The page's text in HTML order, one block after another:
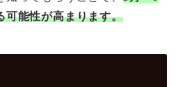
可能性が高まります。